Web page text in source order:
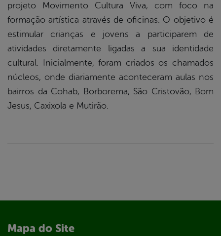
projeto Movimento Cultura Viva, com foco na
formação artística através de oficinas. O objetivo é
estimular crianças e jovens a participarem de
atividades diretamente ligadas a sua identidade
cultural.
Inicialmente, foram criados os chamados
núcleos, onde diariamente aconteceram aulas nos
bairros da Cohab, Borborema, São Cristovão, Bom
Jesus, Caxixola e Mutirão.
Mapa do Site